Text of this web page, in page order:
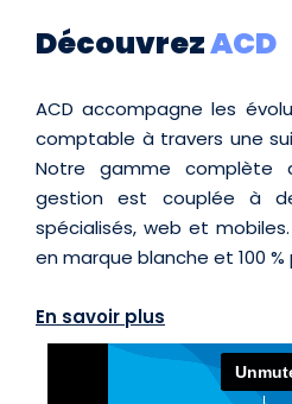
DécouvrezACD
ACD accompagne les
comptable à travers une
Notre gamme
gestion est couplée à
spécialisés, web et
en marque blanche et 100
En savoir plus